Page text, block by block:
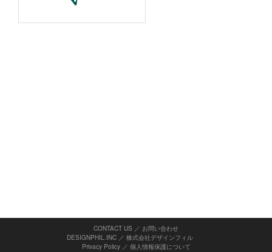
CONTACT US ／ お問い合わせ
DESIGNPHIL.INC ／ 株式会社デザインフィル
Privacy Policy／ 個人情報保護について